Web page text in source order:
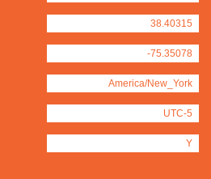
38.40315
-75.35078
America/New_York
UTC-5
Y